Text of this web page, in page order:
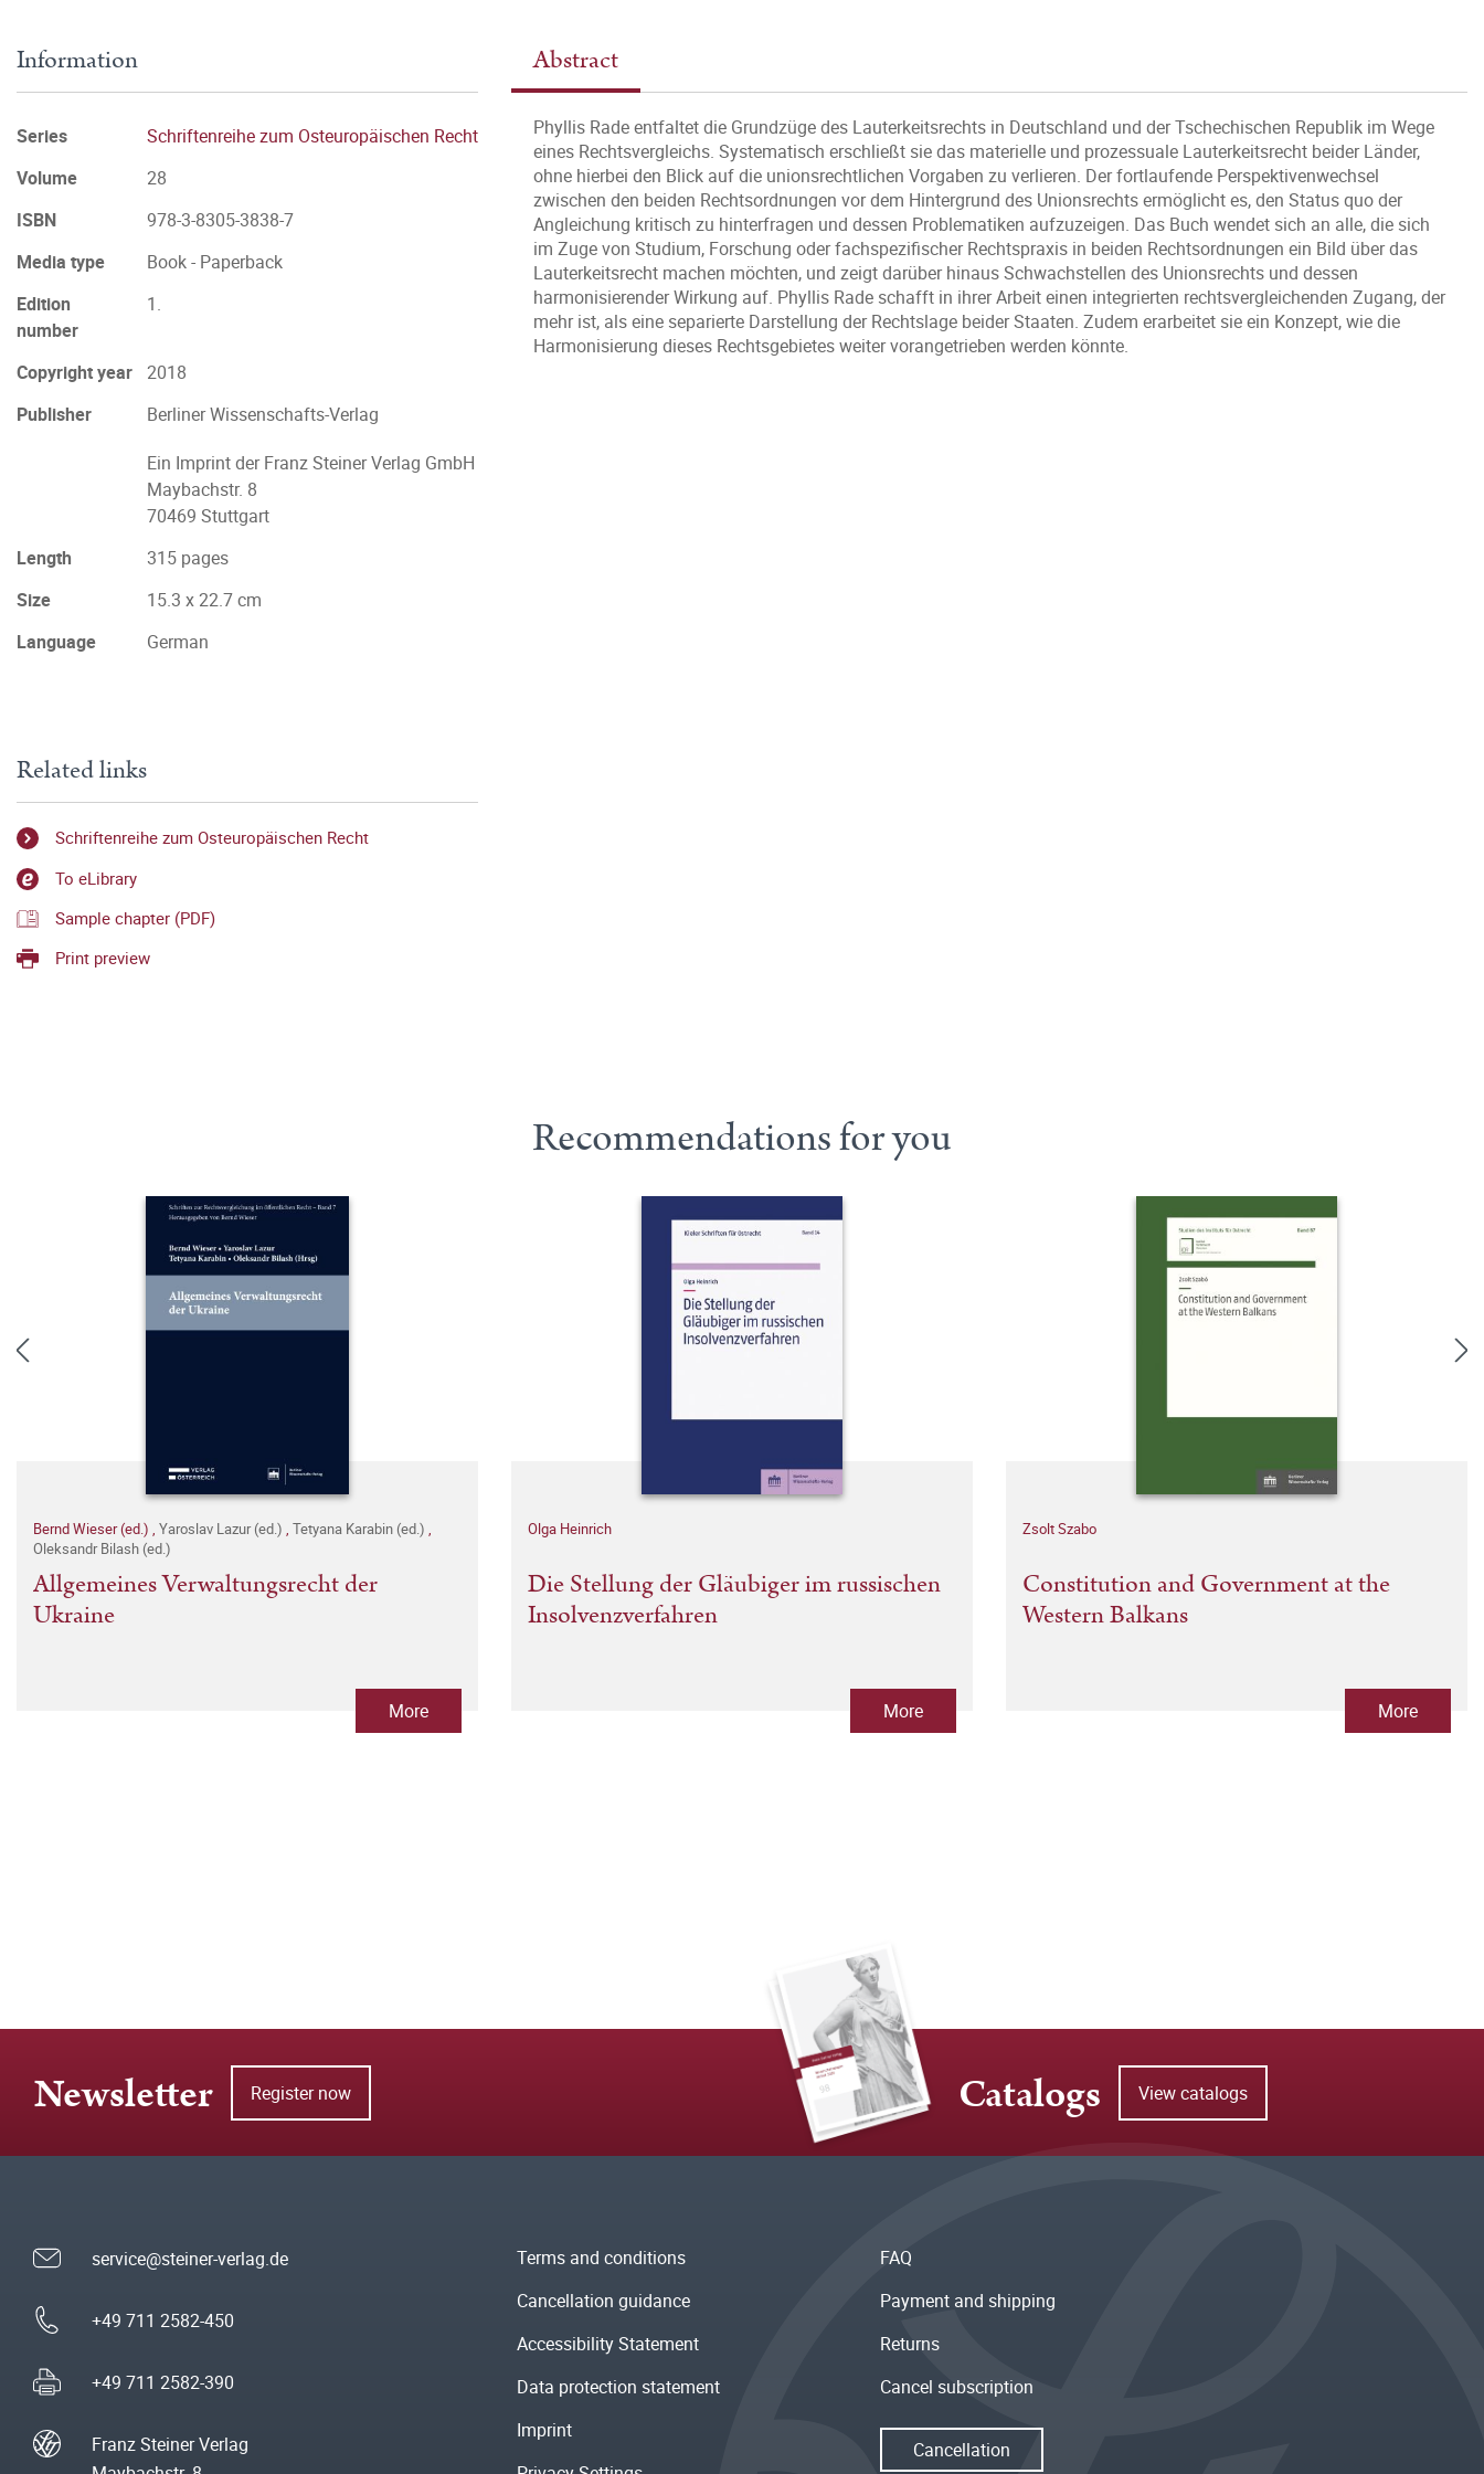
Abstract
Phyllis Rade entfaltet die Grundzüge des Lauterkeitsrechts in Deutschland und der Tschechischen Republik im Wege
eines Rechtsvergleichs. Systematisch erschließt sie das materielle und prozessuale Lauterkeitsrecht beider Länder,
ohne hierbei den Blick auf die unionsrechtlichen Vorgaben zu verlieren. Der fortlaufende Perspektivenwechsel
zwischen den beiden Rechtsordnungen vor dem Hintergrund des Unionsrechts ermöglicht es, den Status quo der
Angleichung kritisch zu hinterfragen und dessen Problematiken aufzuzeigen. Das Buch wendet sich an alle, die sich
im Zuge von Studium, Forschung oder fachspezifischer Rechtspraxis in beiden Rechtsordnungen ein Bild über das
Lauterkeitsrecht machen möchten, und zeigt darüber hinaus Schwachstellen des Unionsrechts und dessen
harmonisierender Wirkung auf. Phyllis Rade schafft in ihrer Arbeit einen integrierten rechtsvergleichenden Zugang, der
mehr ist, als eine separierte Darstellung der Rechtslage beider Staaten. Zudem erarbeitet sie ein Konzept, wie die
Harmonisierung dieses Rechtsgebietes weiter vorangetrieben werden könnte.
Information
Series
Schriftenreihe zum Osteuropäischen Recht
Volume
28
ISBN
978-3-8305-3838-7
Media type
Book - Paperback
Edition
number
1.
Copyright year 2018
Publisher
Berliner Wissenschafts-Verlag
Ein Imprint der Franz Steiner Verlag GmbH
Maybachstr. 8
70469 Stuttgart
Length
315 pages
Size
15.3 x 22.7 cm
Language
German
Related links
Schriftenreihe zum Osteuropäischen Recht
To eLibrary
Sample chapter (PDF)
Print preview
Recommendations for you
Bernd Wieser (ed.) , Yaroslav Lazur (ed.) , Tetyana Karabin (ed.) ,
Oleksandr Bilash (ed.)
Allgemeines Verwaltungsrecht der
Ukraine
More
Olga Heinrich
Die Stellung der Gläubiger im russischen
Insolvenzverfahren
More
Zsolt Szabo
Constitution and Government at the
Western Balkans
More
Newsletter Register now Catalogs View catalogs
service@steiner-verlag.de
+49 711 2582-450
+49 711 2582-390
Franz Steiner Verlag
Terms and conditions
Cancellation guidance
Accessibility Statement
Data protection statement
Imprint
FAQ
Payment and shipping
Returns
Cancel subscription
Cancellation